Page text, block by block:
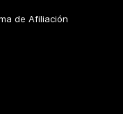
de Afiliación